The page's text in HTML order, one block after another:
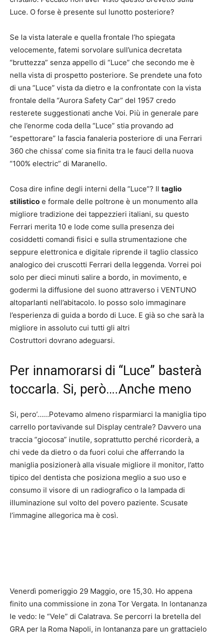
Luce. O forse è presente sul lunotto posteriore?
Se la vista laterale e quella frontale l’ho spiegata
velocemente, fatemi sorvolare sull’unica decretata
“bruttezza” senza appello di “Luce” che secondo me è
nella vista di prospetto posteriore. Se prendete una foto
di una “Luce” vista da dietro e la confrontate con la vista
frontale della “Aurora Safety Car” del 1957 credo
resterete suggestionati anche Voi. Più in generale pare
che l’enorme coda della “Luce” stia provando ad
“espettorare” la fascia fanaleria posteriore di una Ferrari
360 che chissa’ come sia finita tra le fauci della nuova
“100% electric” di Maranello.
Cosa dire infine degli interni della “Luce”? Il taglio
stilistico e formale delle poltrone è un monumento alla
migliore tradizione dei tappezzieri italiani, su questo
Ferrari merita 10 e lode come sulla presenza dei
cosiddetti comandi fisici e sulla strumentazione che
seppure elettronica e digitale riprende il taglio classico
analogico dei cruscotti Ferrari della leggenda. Vorrei poi
solo per dieci minuti salire a bordo, in movimento, e
godermi la diffusione del suono attraverso i VENTUNO
altoparlanti nell’abitacolo. Io posso solo immaginare
l’esperienza di guida a bordo di Luce. E già so che sarà la
migliore in assoluto cui tutti gli altri
Costruttori dovrano adeguarsi.
Per innamorarsi di “Luce” basterà
toccarla. Si, però….Anche meno
Si, pero’……Potevamo almeno risparmiarci la maniglia tipo
carrello portavivande sul Display centrale? Davvero una
traccia “giocosa” inutile, soprattutto perché ricorderà, a
chi vede da dietro o da fuori colui che afferrando la
maniglia posizionerà alla visuale migliore il monitor, l’atto
tipico del dentista che posiziona meglio a suo uso e
consumo il visore di un radiografico o la lampada di
illuminazione sul volto del povero paziente. Scusate
l’immagine allegorica ma è così.
Venerdì pomeriggio 29 Maggio, ore 15,30. Ho appena
finito una commissione in zona Tor Vergata. In lontananza
le vedo: le “Vele” di Calatrava. Se percorri la bretella del
GRA per la Roma Napoli, in lontananza pare un grattacielo